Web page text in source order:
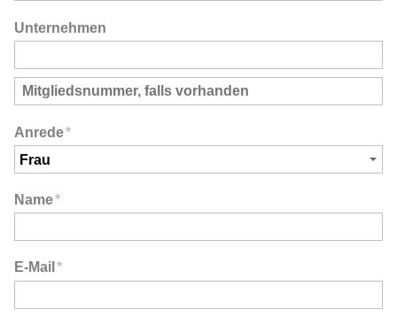
Unternehmen
Anrede*
Name*
E-Mail *